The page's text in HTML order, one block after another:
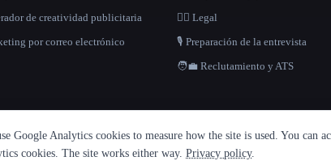
de creatividad publicitaria
por correo electrónico
👩‍⚖️ Legal
🎙️ Preparación de la entrevista
🧑‍💼 Reclutamiento y ATS
Google Analytics cookies to measure how the site is used. You can
cookies. The site works either way. Privacy policy.